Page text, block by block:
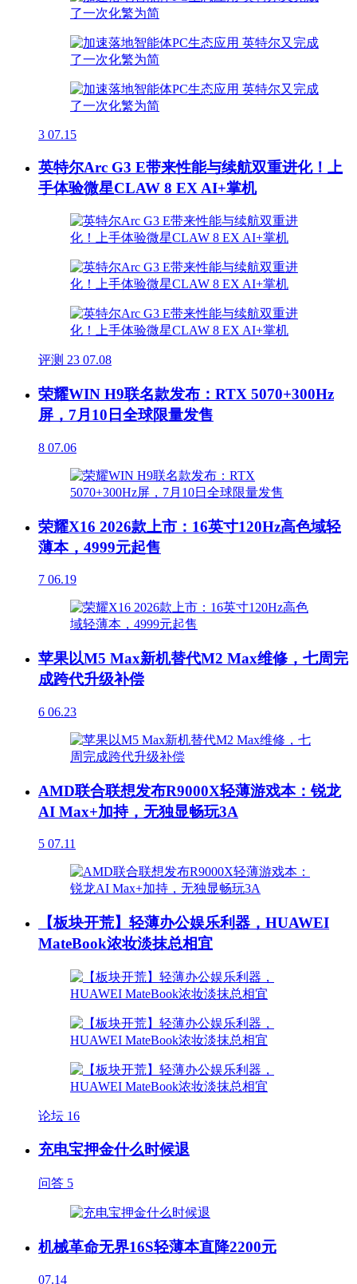
3 07.15
英特尔Arc G3 E带来性能与续航双重进化！上
手体验微星CLAW 8 EX AI+掌机
评测 23 07.08
荣耀WIN H9联名款发布：RTX 5070+300Hz
屏，7月10日全球限量发售
8 07.06
荣耀X16 2026款上市：16英寸120Hz高色域轻
薄本，4999元起售
7 06.19
苹果以M5 Max新机替代M2 Max维修，七周完
成跨代升级补偿
6 06.23
AMD联合联想发布R9000X轻薄游戏本：锐龙
AI Max+加持，无独显畅玩3A
5 07.11
【板块开荒】轻薄办公娱乐利器，HUAWEI
MateBook浓妆淡抹总相宜
论坛 16
充电宝押金什么时候退
问答 5
机械革命无界16S轻薄本直降2200元
07.14